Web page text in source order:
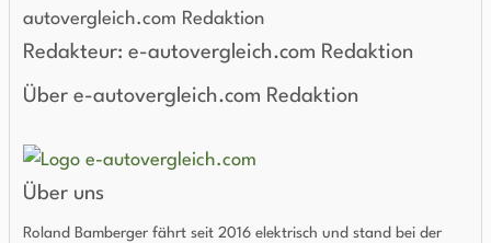
Redakteur: e-autovergleich.com Redaktion
Über e-autovergleich.com Redaktion
Über uns
Roland Bamberger fährt seit 2016 elektrisch und stand bei der